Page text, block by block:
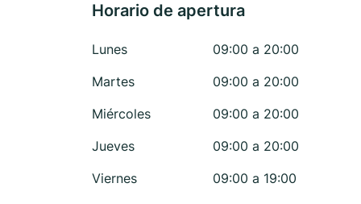
Horario de apertura
Lunes
09:00 a 20:00
Martes
09:00 a 20:00
Miércoles
09:00 a 20:00
Jueves
09:00 a 20:00
Viernes
09:00 a 19:00